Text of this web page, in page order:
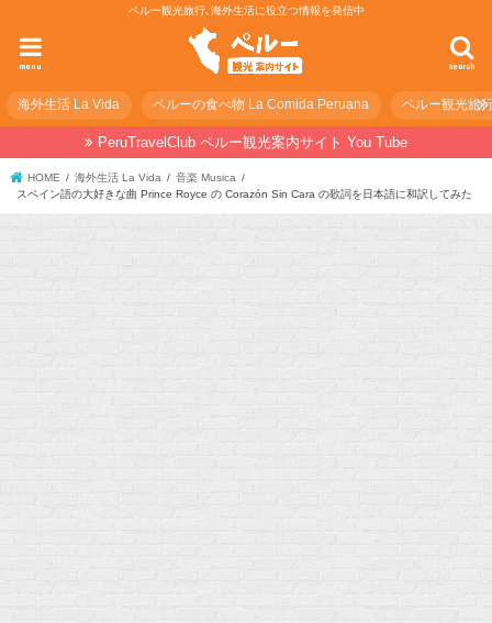
ペルー観光旅行､海外生活に役立つ情報を発信中
search
menu
海外生活 La Vida ペルーの食べ物 La Comida Peruana ペルー観光旅
PeruTravelClub ペルー観光案内サイト You Tube
HOME 海外生活 La Vida
音楽 Musica
スペイン語の大好きな曲 Prince Royce の Corazón Sin Cara の歌詞を日本語に和訳してみた